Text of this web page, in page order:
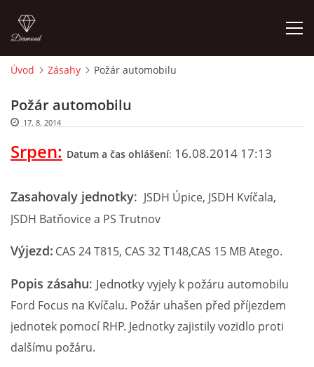
HISTORIE
ČLENOVÉ
ZÁSAHY
CVIČENÍ
NAŠE VIDEA
Úvod Zásahy Požár automobilu
Požár automobilu
17. 8. 2014
Srpen: Datum a čas ohlášení: 16.08.2014 17:13
Zasahovaly jednotky: JSDH Úpice, JSDH Kvíčala,
JSDH Batňovice a PS Trutnov
Výjezd: CAS 24 T815, CAS 32 T148,CAS 15 MB Atego.
Popis zásahu: Jednotkyvyjely k požáru automobilu
Ford Focus na Kvíčalu. Požár uhašen před příjezdem
jednotek pomocí RHP. Jednotky zajistily vozidlo proti
dalšímu požáru.